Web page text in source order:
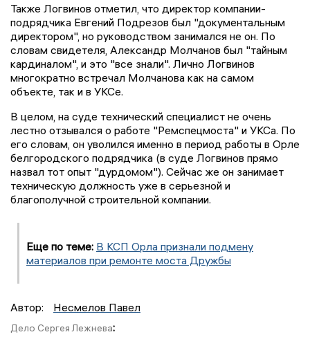
Также Логвинов отметил, что директор компании-
подрядчика Евгений Подрезов был "документальным
директором", но руководством занимался не он. По
словам свидетеля, Александр Молчанов был "тайным
кардиналом", и это "все знали". Лично Логвинов
многократно встречал Молчанова как на самом
объекте, так и в УКСе.
В целом, на суде технический специалист не очень
лестно отзывался о работе "Ремспецмоста" и УКСа. По
его словам, он уволился именно в период работы в Орле
белгородского подрядчика (в суде Логвинов прямо
назвал тот опыт "дурдомом"). Сейчас же он занимает
техническую должность уже в серьезной и
благополучной строительной компании.
Еще по теме: В КСП Орла признали подмену
материалов при ремонте моста Дружбы
Автор: Несмелов Павел
Дело Сергея Лежнева: